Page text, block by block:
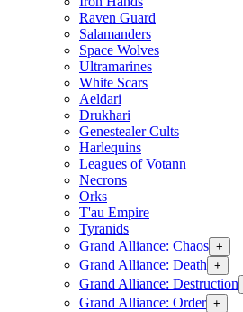
Raven Guard
Salamanders
Space Wolves
Ultramarines
White Scars
Aeldari
Drukhari
Genestealer Cults
Harlequins
Leagues of Votann
Necrons
Orks
T'au Empire
Tyranids
Grand Alliance: Chaos +
Grand Alliance: Death +
Grand Alliance: Destruction
Grand Alliance: Order +